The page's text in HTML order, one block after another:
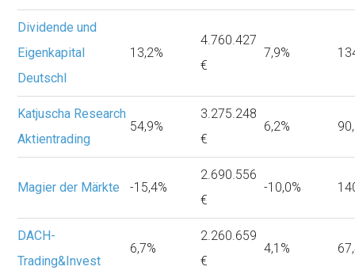
Dividende und
Eigenkapital
Deutschl
13,2%
4.760.427
€
7,9%
Katjuscha Research
Aktientrading
54,9%
3.275.248
€
6,2%
Magier der Märkte -15,4%
2.690.556
€
-10,0%
DACH-
Trading&Invest
6,7%
2.260.659
€
4,1%